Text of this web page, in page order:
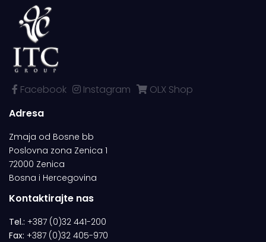
Facebook Instagram
OLX Shop
Adresa
Zmaja od Bosne bb
Poslovna zona Zenica 1
72000 Zenica
Bosna i Hercegovina
Kontaktirajte nas
Tel.: +387 (0)32 441-200
Fax: +387 (0)32 405-970